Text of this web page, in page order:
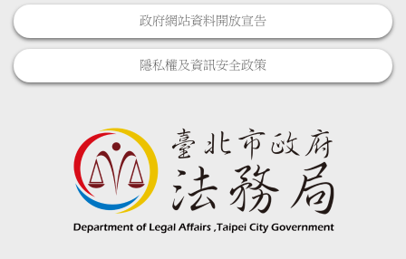
政府網站資料開放宣告
隱私權及資訊安全政策